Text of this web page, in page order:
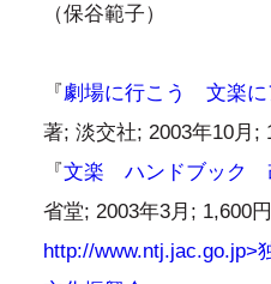
（保谷範子）
『劇場に行こう 文楽に
著; 淡交社; 2003年10月;
『文楽 ハンドブック
省堂; 2003年3月; 1,600
http://